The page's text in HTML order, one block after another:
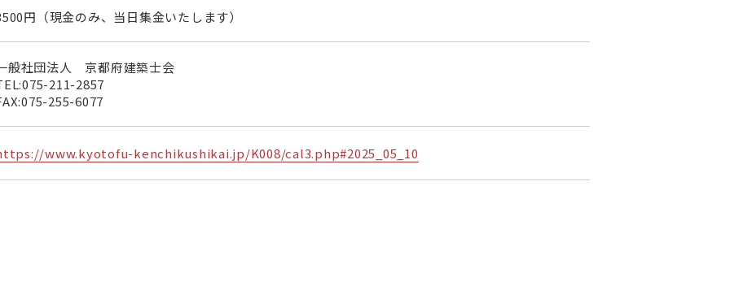
円（現金のみ、当日集金いたします）
般社団法人 京都府建築士会
075-211-2857
075-255-6077
www.kyotofu-kenchikushikai.jp/K008/cal3.php#2025_05_10